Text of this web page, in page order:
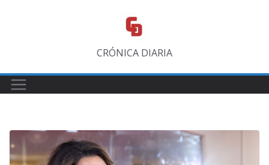
CRÓNICA DIARIA